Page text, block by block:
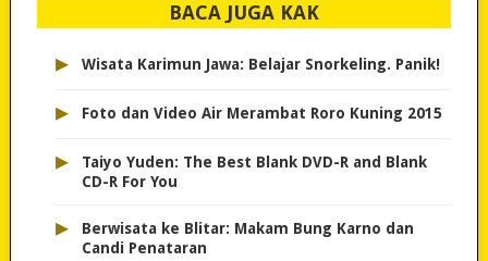
BACA JUGA KAK
▸ Wisata Karimun Jawa: Belajar Snorkeling. Panik!
▸ Foto dan Video Air Merambat Roro Kuning 2015
▸
Taiyo Yuden: The Best Blank DVD-R and Blank
CD-R For You
▸
Berwisata ke Blitar: Makam Bung Karno dan
Candi Penataran